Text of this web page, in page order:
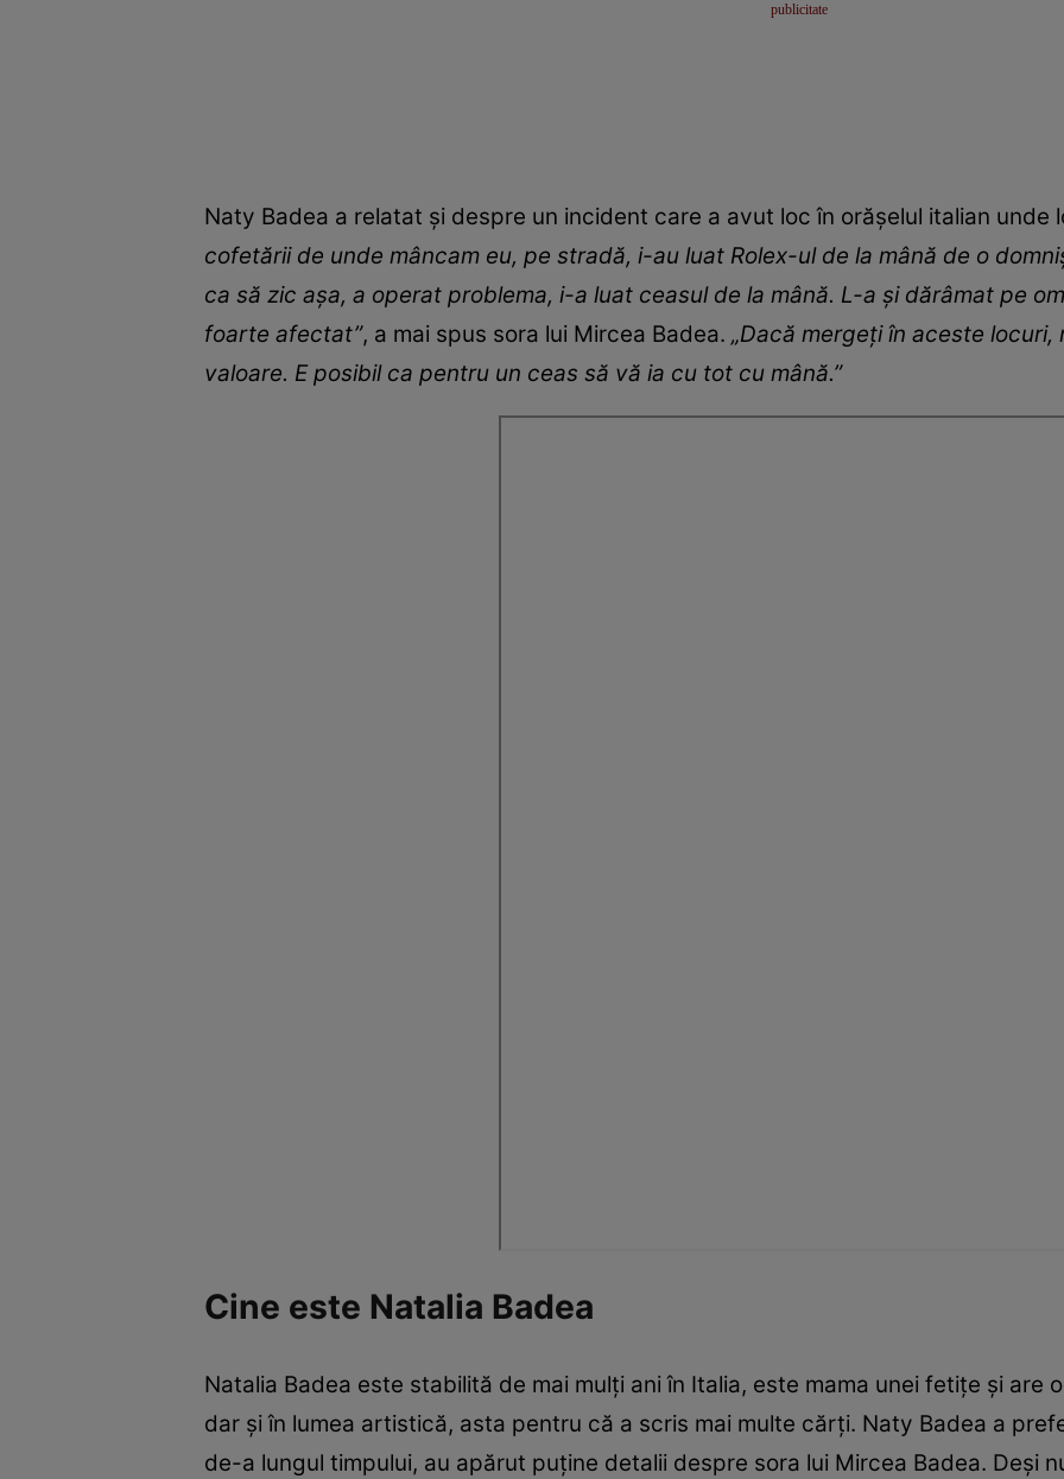
Naty Badea a relatat și despre un incident care a avut loc în orășelul italian unde
cofetării de unde mâncam eu, pe stradă, i-au luat Rolex-ul de la mână de o
ca să zic așa, a operat problema, i-a luat ceasul de la mână. L-a și dărâmat pe
foarte afectat”, a mai spus sora lui Mircea Badea. „Dacă mergeți în aceste
valoare. E posibil ca pentru un ceas să vă ia cu tot cu mână.”
Cine este Natalia Badea
Natalia Badea este stabilită de mai mulți ani în Italia, este mama unei fetițe și are
dar și în lumea artistică, asta pentru că a scris mai multe cărți. Naty Badea a
de-a lungul timpului, au apărut puține detalii despre sora lui Mircea Badea. Deși